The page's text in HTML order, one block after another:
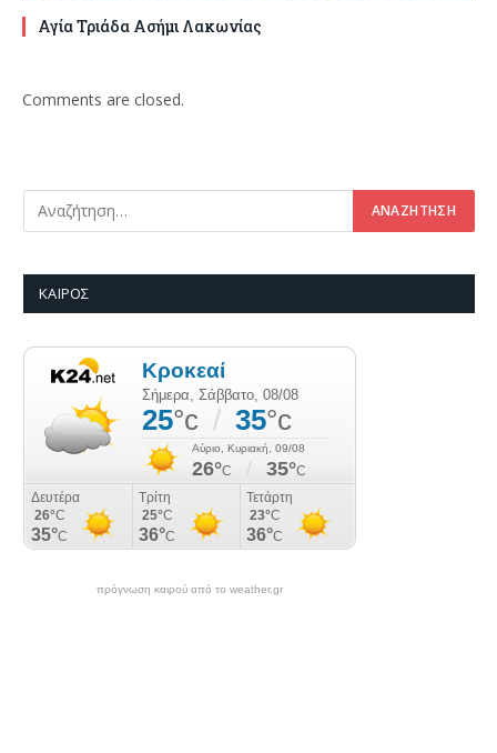
Αγία Τριάδα Ασήμι Λακωνίας
Comments are closed.
ΚΑΙΡΌΣ
πρόγνωση καιρού από το weather.gr